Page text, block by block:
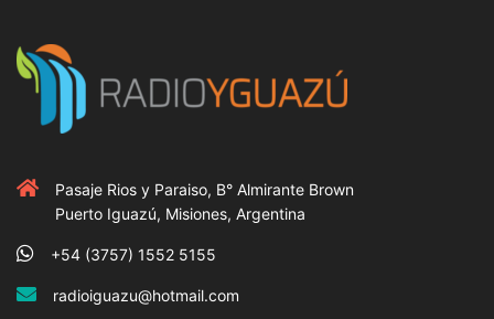
Pasaje Rios y Paraiso, B° Almirante Brown
Puerto Iguazú, Misiones, Argentina
+54 (3757) 1552 5155
radioiguazu@hotmail.com